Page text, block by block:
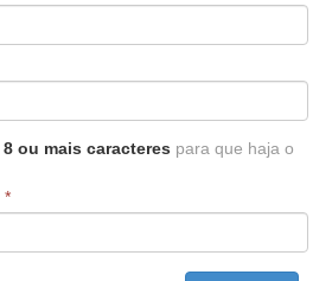
8 ou mais caracteres para que haja o
*